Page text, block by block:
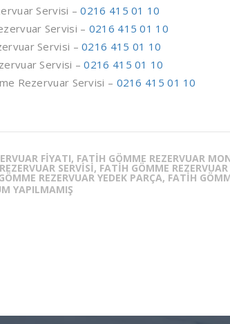
Servisi –0216 415 01 10
Servisi – 0216 415 01 10
Servisi –0216 415 01 10
Servisi –0216 415 01 10
Rezervuar Servisi – 0216 415 01 10
FIYATI, FATIH GÖMME REZERVUAR
SERVISI, FATIH GÖMME
REZERVUAR YEDEK PARÇA, FATIH
YAPILMAMIŞ